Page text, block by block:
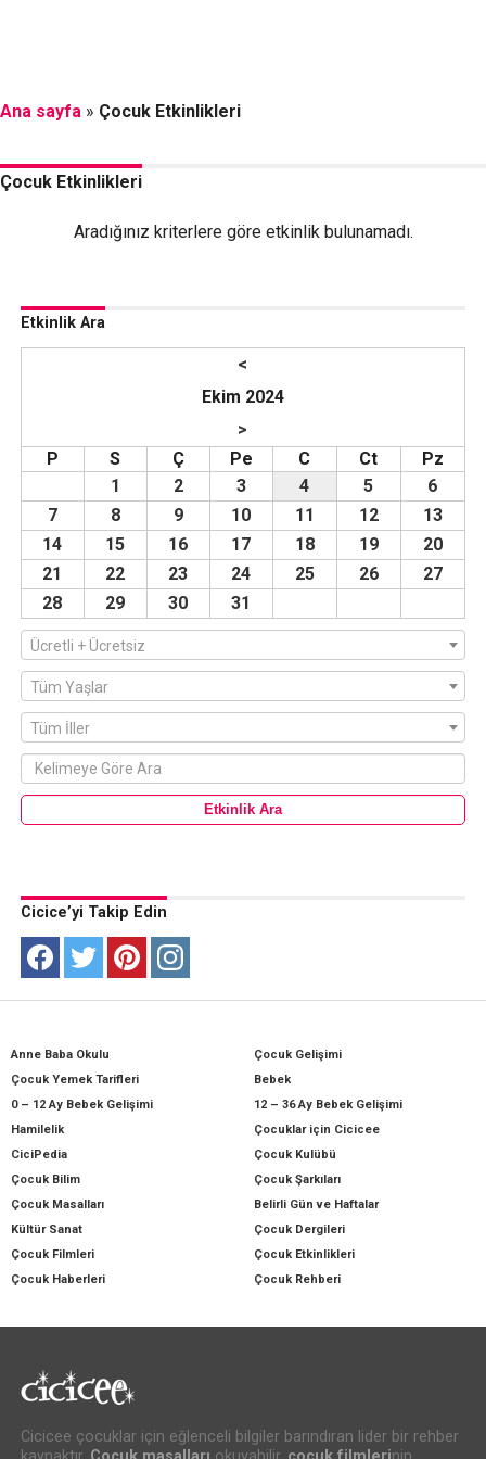
Ana sayfa » Çocuk Etkinlikleri
Çocuk Etkinlikleri
Aradığınız kriterlere göre etkinlik bulunamadı.
Etkinlik Ara
<
Ekim 2024
>
P
S Ç Pe C Ct
Pz
1
2 3 4 5
6
7
8 9 10 11 12
13
14
15 16 17 18 19
20
21
22 23 24 25 26
27
28
29 30 31
Ücretli + Ücretsiz
Tüm Yaşlar
Tüm İller
Cicice’yi Takip Edin
Anne Baba Okulu
Çocuk Gelişimi
Çocuk Yemek Tarifleri
Bebek
0 – 12 Ay Bebek Gelişimi
12 – 36 Ay Bebek Gelişimi
Hamilelik
Çocuklar için Cicicee
CiciPedia
Çocuk Kulübü
Çocuk Bilim
Çocuk Şarkıları
Çocuk Masalları
Belirli Gün ve Haftalar
Kültür Sanat
Çocuk Dergileri
Çocuk Filmleri
Çocuk Etkinlikleri
Çocuk Haberleri
Çocuk Rehberi
Cicicee çocuklar için eğlenceli bilgiler barındıran lider bir rehber